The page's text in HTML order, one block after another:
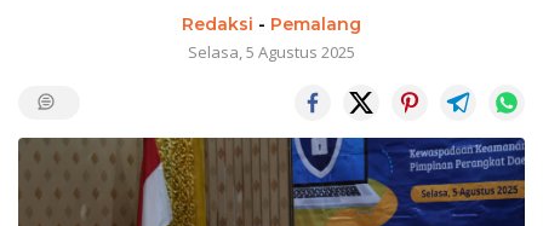
Redaksi - Pemalang
Selasa, 5 Agustus 2025